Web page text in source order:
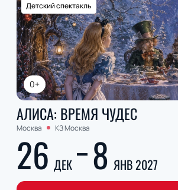
0+
Детский спектакль
АЛИСА: ВРЕМЯ ЧУДЕС
Москва КЗ Москва
26 ДЕК 8 ЯНВ 2027